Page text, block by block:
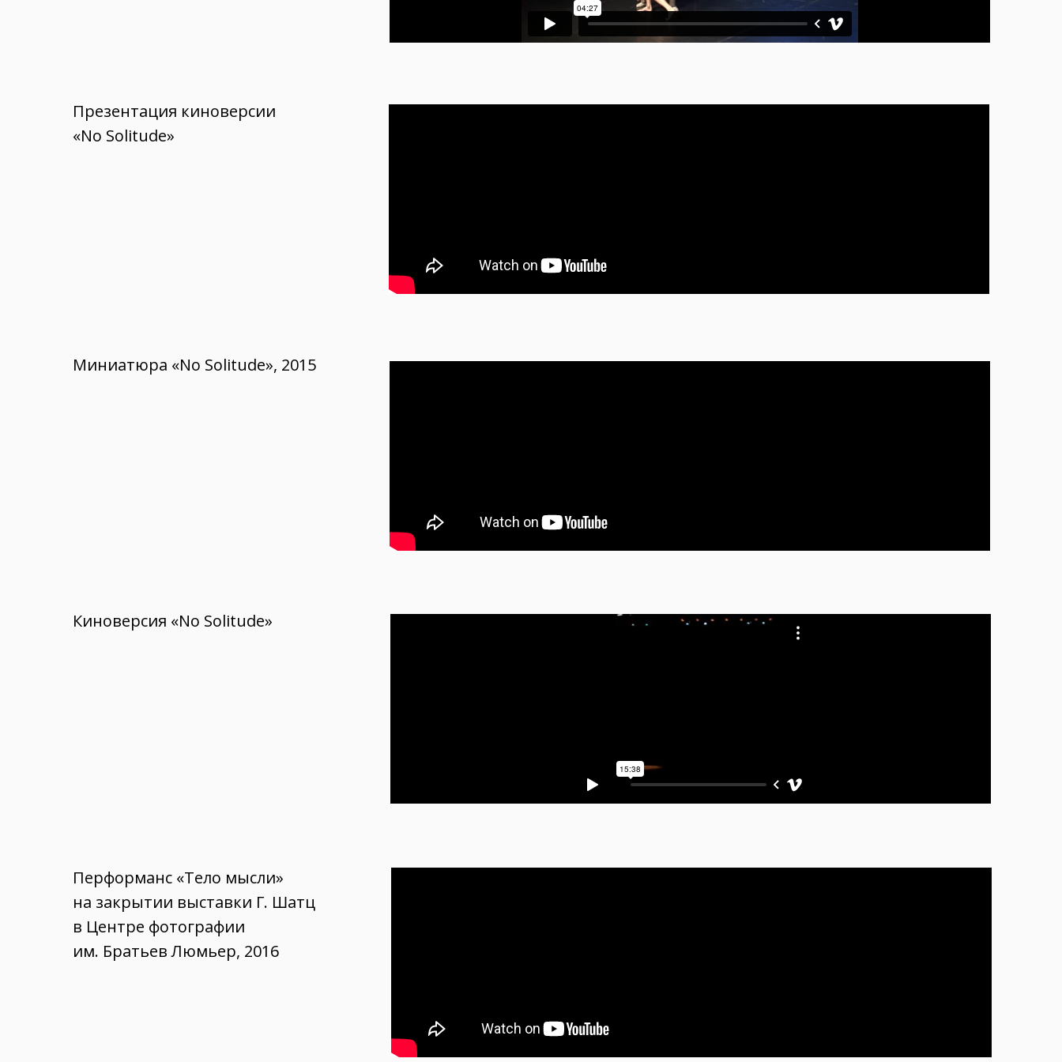
Миниатюра «No Solitude», 2015
Киноверсия «No Solitude»
Презентация киноверсии
«No Solitude»
Перформанс «Тело мысли»
на закрытии выставки Г. Шатц
в Центре фотографии
им. Братьев Люмьер, 2016